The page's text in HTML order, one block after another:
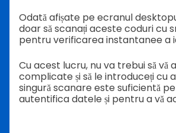
Odată afișate pe ecranul
doar să scanați aceste coduri cu
pentru verificarea instantanee a
Cu acest lucru, nu va trebui să vă
complicate și să le introduceți cu
singură scanare este suficientă
autentifica datele și pentru a vă